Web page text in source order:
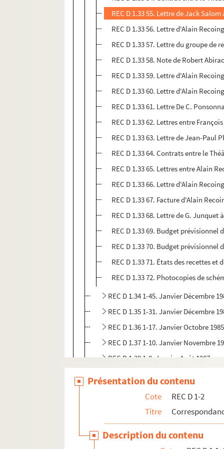
REC D 1.33 55. Lettre de Jack
REC D 1.33 56. Lettre d'Alain
REC D 1.33 57. Lettre du groupe
REC D 1.33 58. Note de Robert
REC D 1.33 59. Lettre d'Alain
REC D 1.33 60. Lettre d'Alain
REC D 1.33 61. Lettre De C.
REC D 1.33 62. Lettres entre
REC D 1.33 63. Lettre de Jean-Paul
REC D 1.33 64. Contrats entre le
REC D 1.33 65. Lettres entre Alain
REC D 1.33 66. Lettre d'Alain
REC D 1.33 67. Facture d'Alain
REC D 1.33 68. Lettre de G. Junquet
REC D 1.33 69. Budget
REC D 1.33 70. Budget prévisionnel
REC D 1.33 71. États des recettes
REC D 1.33 72. Photocopies de
REC D 1.34 1-45. Janvier Décembre
REC D 1.35 1-31. Janvier Décembre
REC D 1.36 1-17. Janvier Octobre 1985
REC D 1.37 1-10. Janvier Novembre
REC D 1.38 1-8. Janvier Août 1987
REC D 1.43 1-4. Septembre Décembre
Présentation du contenu
Cote
REC D 1-2
Titre
Description du contenu